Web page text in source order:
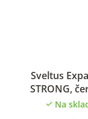
Sveltus
STRONG,
Na